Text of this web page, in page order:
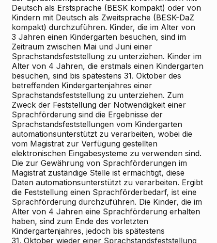
Deutsch als Erstsprache (BESK kompakt) oder von
Kindern mit Deutsch als Zweitsprache (BESK-DaZ
kompakt) durchzuführen. Kinder, die im Alter von
3 Jahren einen Kindergarten besuchen, sind im
Zeitraum zwischen Mai und Juni einer
Sprachstandsfeststellung zu unterziehen. Kinder im
Alter von 4 Jahren, die erstmals einen Kindergarten
besuchen, sind bis spätestens 31. Oktober des
betreffenden Kindergartenjahres einer
Sprachstandsfeststellung zu unterziehen. Zum
Zweck der Feststellung der Notwendigkeit einer
Sprachförderung sind die Ergebnisse der
Sprachstandsfeststellungen vom Kindergarten
automationsunterstützt zu verarbeiten, wobei die
vom Magistrat zur Verfügung gestellten
elektronischen Eingabesysteme zu verwenden sind.
Die zur Gewährung von Sprachförderungen im
Magistrat zuständige Stelle ist ermächtigt, diese
Daten automationsunterstützt zu verarbeiten. Ergibt
die Feststellung einen Sprachförderbedarf, ist eine
Sprachförderung durchzuführen. Die Kinder, die im
Alter von 4 Jahren eine Sprachförderung erhalten
haben, sind zum Ende des vorletzten
Kindergartenjahres, jedoch bis spätestens
31. Oktober wieder einer Sprachstandsfeststellung